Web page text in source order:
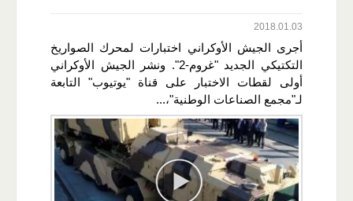
2018.01.03
أجرى الجيش الأوكراني اختبارات لمحرك الصواريخ
التكتيكي الجديد "غروم-2". ونشر الجيش الأوكراني
أولى لقطات الاختبار على قناة "يوتيوب" التابعة
لـ"مجمع الصناعات الوطنية"،...